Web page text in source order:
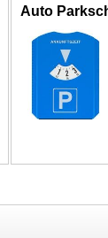
Auto